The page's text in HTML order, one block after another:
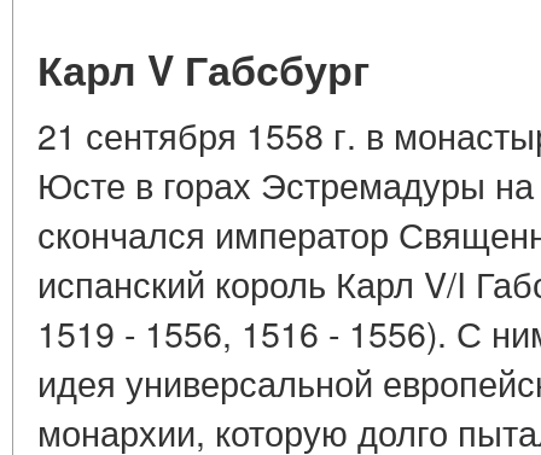
Карл V Габсбург
21 сентября 1558 г. в
Юсте в горах Эстремадуры
скончался император
испанский король Карл V/I
1519 - 1556, 1516 - 1556). С
идея универсальной
монархии, которую долго